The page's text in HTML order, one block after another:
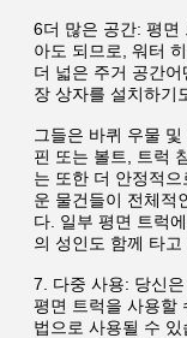
6더 많은 공간: 평면
아도 되므로, 워터
더 넓은 주거 공간
장 상자를 설치하기
그들은 바퀴 우물
핀 또는 볼트, 트럭
는 또한 더 안정적
운 물건들이 전체적
다. 일부 평면 트럭
의 성인도 함께 타고
7. 다중 사용: 당신
평면 트럭을 사용할
법으로 사용될 수 있